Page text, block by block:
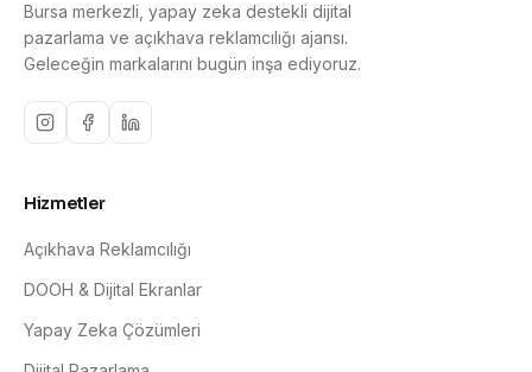
Bursa merkezli, yapay zeka destekli dijital
pazarlama ve açıkhava reklamcılığı ajansı.
Geleceğin markalarını bugün inşa ediyoruz.
Hizmetler
Açıkhava Reklamcılığı
DOOH & Dijital Ekranlar
Yapay Zeka Çözümleri